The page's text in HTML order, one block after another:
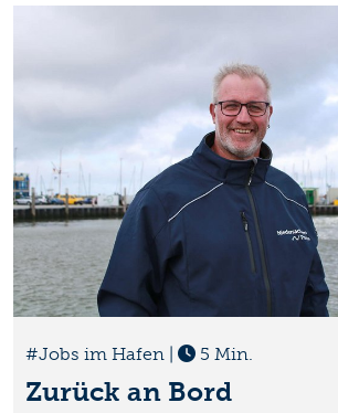
#Jobs im Hafen 5 Min.
Zurück an Bord